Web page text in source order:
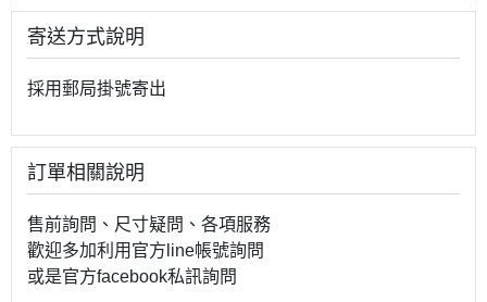
寄送方式說明
採用郵局掛號寄出
訂單相關說明
售前詢問、尺寸疑問、各項服務
歡迎多加利用官方line帳號詢問
或是官方facebook私訊詢問